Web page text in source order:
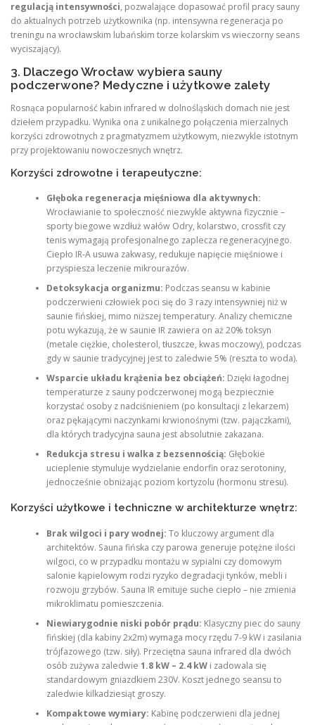
regulacją intensywności, pozwalające dopasować profil pracy sauny
do aktualnych potrzeb użytkownika (np. intensywna regeneracja po
treningu na wrocławskim lubańskim torze kolarskim vs wieczorny seans
wyciszający).
3. Dlaczego Wrocław wybiera sauny
podczerwone? Medyczne i użytkowe zalety
Rosnąca popularność kabin infrared w dolnośląskich domach nie jest
dziełem przypadku. Wynika ona z unikalnego połączenia mierzalnych
korzyści zdrowotnych z pragmatyzmem użytkowym, niezwykle istotnym
przy projektowaniu nowoczesnych wnętrz.
Korzyści zdrowotne i terapeutyczne:
Głęboka regeneracja mięśniowa dla aktywnych:
Wrocławianie to społeczność niezwykle aktywna fizycznie –
sporty biegowe wzdłuż wałów Odry, kolarstwo, crossfit czy
tenis wymagają profesjonalnego zaplecza regeneracyjnego.
Ciepło IR-A usuwa zakwasy, redukuje napięcie mięśniowe i
przyspiesza leczenie mikrourazów.
Detoksykacja organizmu: Podczas seansu w kabinie
podczerwieni człowiek poci się do 3 razy intensywniej niż w
saunie fińskiej, mimo niższej temperatury. Analizy chemiczne
potu wykazują, że w saunie IR zawiera on aż 20% toksyn
(metale ciężkie, cholesterol, tłuszcze, kwas moczowy), podczas
gdy w saunie tradycyjnej jest to zaledwie 5% (reszta to woda).
Wsparcie układu krążenia bez obciążeń: Dzięki łagodnej
temperaturze z sauny podczerwonej mogą bezpiecznie
korzystać osoby z nadciśnieniem (po konsultacji z lekarzem)
oraz pękającymi naczynkami krwionośnymi (tzw. pajączkami),
dla których tradycyjna sauna jest absolutnie zakazana.
Redukcja stresu i walka z bezsennością: Głębokie
ucieplenie stymuluje wydzielanie endorfin oraz serotoniny,
jednocześnie obniżając poziom kortyzolu (hormonu stresu).
Korzyści użytkowe i techniczne w architekturze wnętrz:
Brak wilgoci i pary wodnej: To kluczowy argument dla
architektów. Sauna fińska czy parowa generuje potężne ilości
wilgoci, co w przypadku montażu w sypialni czy domowym
salonie kąpielowym rodzi ryzyko degradacji tynków, mebli i
rozwoju grzybów. Sauna IR emituje suche ciepło – nie zmienia
mikroklimatu pomieszczenia.
Niewiarygodnie niski pobór prądu: Klasyczny piec do sauny
fińskiej (dla kabiny 2x2m) wymaga mocy rzędu 7-9 kW i zasilania
trójfazowego (tzw. siły). Przeciętna sauna infrared dla dwóch
osób zużywa zaledwie 1.8 kW – 2.4 kWi zadowala się
standardowym gniazdkiem 230V. Koszt jednego seansu to
zaledwie kilkadziesiąt groszy.
Kompaktowe wymiary: Kabinę podczerwieni dla jednej